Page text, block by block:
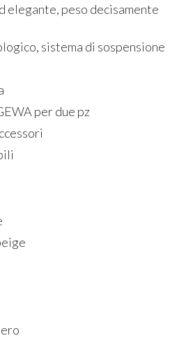
elegante, peso decisamente
sistema di sospensione
per due pz